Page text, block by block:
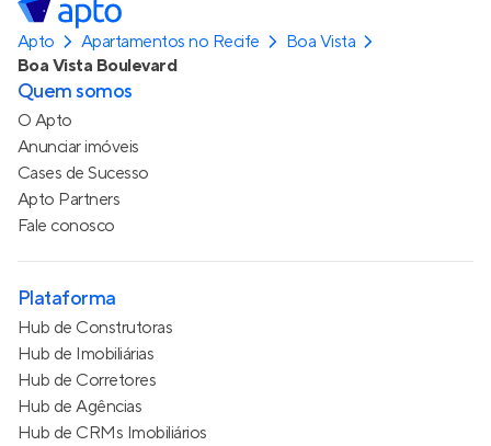
Apto Apartamentos no Recife
Boa Vista
Boa Vista Boulevard
Quem somos
O Apto
Anunciar imóveis
Cases de Sucesso
Apto Partners
Fale conosco
Plataforma
Hub de Construtoras
Hub de Imobiliárias
Hub de Corretores
Hub de Agências
Hub de CRMs Imobiliários